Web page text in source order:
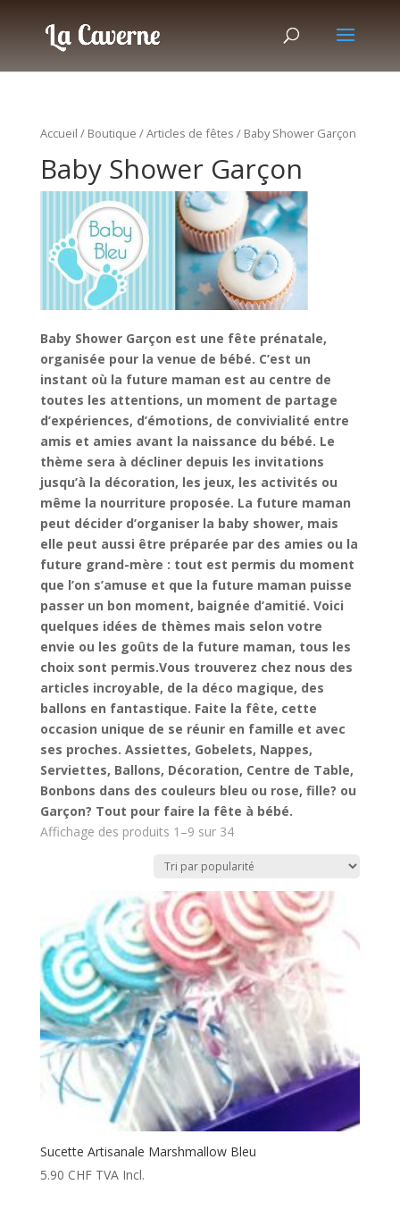
Accueil / Boutique /Articles de fêtes / Baby Shower Garçon
Baby Shower Garçon
Baby Shower Garçon est une fête prénatale,
organisée pour la venue de bébé. C’est un
instant où la future maman est au centre de
toutes les attentions, un moment de partage
d’expériences, d’émotions, de convivialité entre
amis et amies avant la naissance du bébé. Le
thème sera à décliner depuis les invitations
jusqu’à la décoration, les jeux, les activités ou
même la nourriture proposée. La future maman
peut décider d’organiser la baby shower, mais
elle peut aussi être préparée par des amies ou la
future grand-mère : tout est permis du moment
que l’on s’amuse et que la future maman puisse
passer un bon moment, baignée d’amitié. Voici
quelques idées de thèmes mais selon votre
envie ou les goûts de la future maman, tous les
choix sont permis.Vous trouverez chez nous des
articles incroyable, de la déco magique, des
ballons en fantastique. Faite la fête, cette
occasion unique de se réunir en famille et avec
ses proches. Assiettes, Gobelets, Nappes,
Serviettes, Ballons, Décoration, Centre de Table,
Bonbons dans des couleurs bleu ou rose, fille? ou
Garçon? Tout pour faire la fête à bébé.
Affichage des produits 1–9 sur 34
Sucette Artisanale Marshmallow Bleu
5.90 CHF TVA Incl.